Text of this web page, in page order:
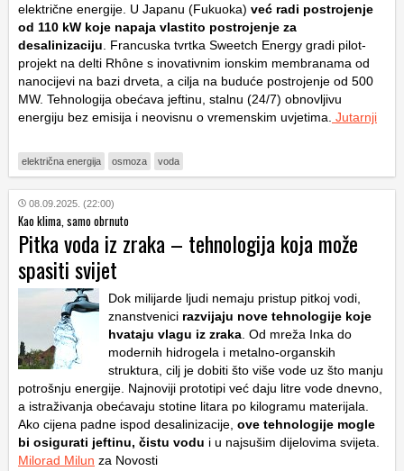
električne energije. U Japanu (Fukuoka) već radi postrojenje
od 110 kW koje napaja vlastito postrojenje za
desalinizaciju. Francuska tvrtka Sweetch Energy gradi pilot-
projekt na delti Rhône s inovativnim ionskim membranama od
nanocijevi na bazi drveta, a cilja na buduće postrojenje od 500
MW. Tehnologija obećava jeftinu, stalnu (24/7) obnovljivu
energiju bez emisija i neovisnu o vremenskim uvjetima. Jutarnji
električna energija osmoza voda
08.09.2025. (22:00)
Kao klima, samo obrnuto
Pitka voda iz zraka – tehnologija koja može
spasiti svijet
Dok milijarde ljudi nemaju pristup pitkoj vodi,
znanstvenici razvijaju nove tehnologije koje
hvataju vlagu iz zraka. Od mreža Inka do
modernih hidrogela i metalno-organskih
struktura, cilj je dobiti što više vode uz što manju
potrošnju energije. Najnoviji prototipi već daju litre vode dnevno,
a istraživanja obećavaju stotine litara po kilogramu materijala.
Ako cijena padne ispod desalinizacije, ove tehnologije mogle
bi osigurati jeftinu, čistu vodu i u najsušim dijelovima svijeta.
Milorad Milun za Novosti